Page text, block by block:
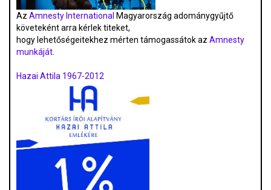
Az Amnesty International Magyarország adománygyűjtő
követeként arra kérlek titeket,
hogy lehetőségeitekhez mérten támogassátok az Amnesty
munkáját.
Hazai Attila 1967-2012